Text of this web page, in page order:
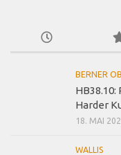
BERNER
Harder
18. MAI
WALLIS